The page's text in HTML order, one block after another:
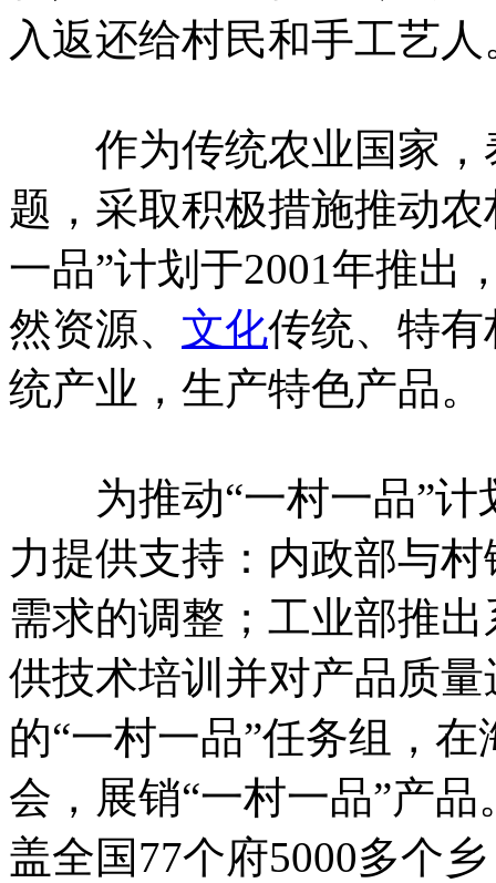
入返还给村民和手工艺人
作为传统农业国家，
题，采取积极措施推动
一品”计划于2001年推出
然资源、 文化传统、特
统产业，生产特色产品。
为推动“一村一品”计
力提供支持：内政部与
需求的调整；工业部推
供技术培训并对产品质
的“一村一品”任务组，
会，展销“一村一品”产
盖全国77个府5000多个